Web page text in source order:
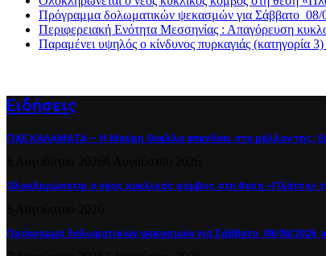
Πρόγραμμα δολωματικών ψεκασμών για Σάββατο 08/
Περιφερειακή Ενότητα Μεσσηνίας : Απαγόρευση
Παραμένει υψηλός ο κίνδυνος πυρκαγιάς (κατηγορία
Ειδήσεις
ΠΑΕ ΚΑΛΑΜΑΤΑ – Η Μαύρη Θύελλα επενδύει στο μέλλον της:
Ολοκληρώνεται ο νέος κυκλικός κόμβος στη θέση «Πλάτσα»
Πρόγραμμα δολωματικών ψεκασμών για Σάββατο 08/08/2026